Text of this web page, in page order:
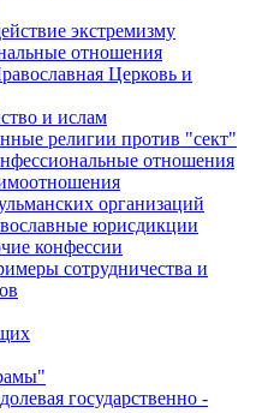
экстремизму
отношения
Церковь и
и ислам
религии против "сект"
отношения
организаций
юрисдикции
конфессии
сотрудничества и
государственно -